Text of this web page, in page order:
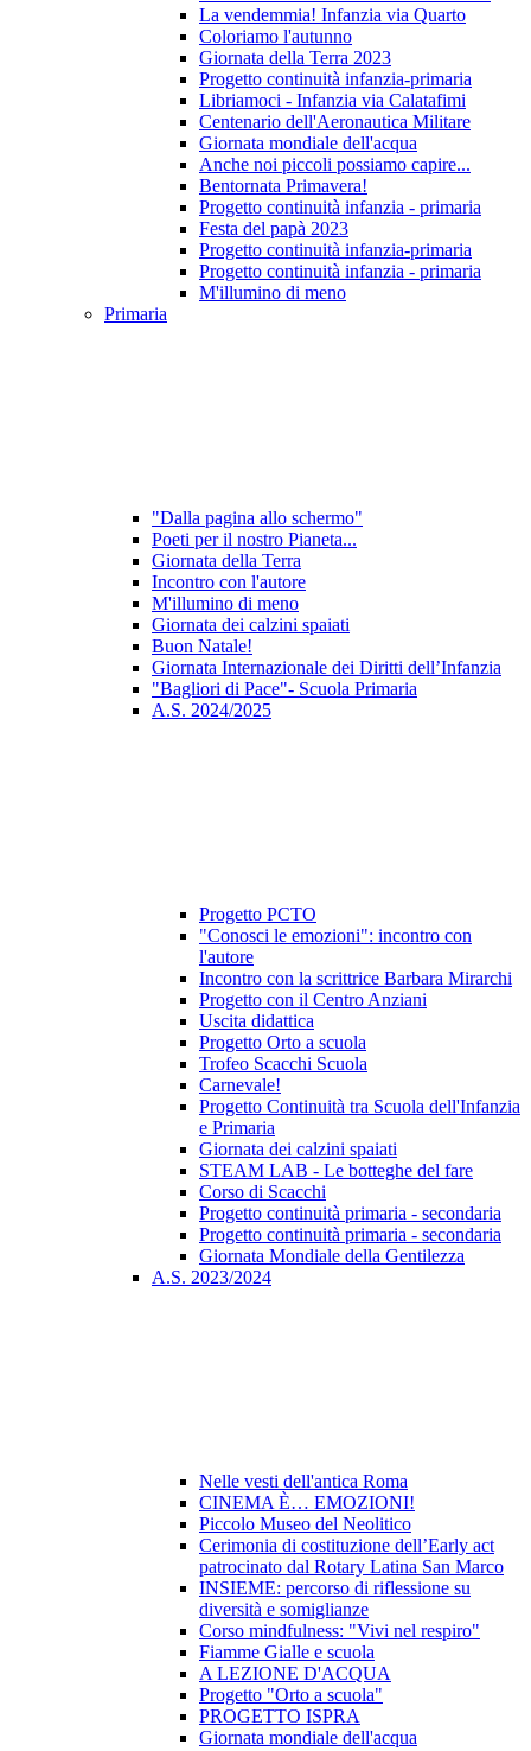
La vendemmia! Infanzia via Quarto
Coloriamo l'autunno
Giornata della Terra 2023
Progetto continuità infanzia-primaria
Libriamoci - Infanzia via Calatafimi
Centenario dell'Aeronautica Militare
Giornata mondiale dell'acqua
Anche noi piccoli possiamo capire...
Bentornata Primavera!
Progetto continuità infanzia - primaria
Festa del papà 2023
Progetto continuità infanzia-primaria
Progetto continuità infanzia - primaria
M'illumino di meno
Primaria
"Dalla pagina allo schermo"
Poeti per il nostro Pianeta...
Giornata della Terra
Incontro con l'autore
M'illumino di meno
Giornata dei calzini spaiati
Buon Natale!
Giornata Internazionale dei Diritti dell’Infanzia
"Bagliori di Pace"- Scuola Primaria
A.S. 2024/2025
Progetto PCTO
"Conosci le emozioni": incontro con
l'autore
Incontro con la scrittrice Barbara Mirarchi
Progetto con il Centro Anziani
Uscita didattica
Progetto Orto a scuola
Trofeo Scacchi Scuola
Carnevale!
Progetto Continuità tra Scuola dell'Infanzia
e Primaria
Giornata dei calzini spaiati
STEAM LAB - Le botteghe del fare
Corso di Scacchi
Progetto continuità primaria - secondaria
Progetto continuità primaria - secondaria
Giornata Mondiale della Gentilezza
A.S. 2023/2024
Nelle vesti dell'antica Roma
CINEMA È… EMOZIONI!
Piccolo Museo del Neolitico
Cerimonia di costituzione dell’Early act
patrocinato dal Rotary Latina San Marco
INSIEME: percorso di riflessione su
diversità e somiglianze
Corso mindfulness: "Vivi nel respiro"
Fiamme Gialle e scuola
A LEZIONE D'ACQUA
Progetto "Orto a scuola"
PROGETTO ISPRA
Giornata mondiale dell'acqua